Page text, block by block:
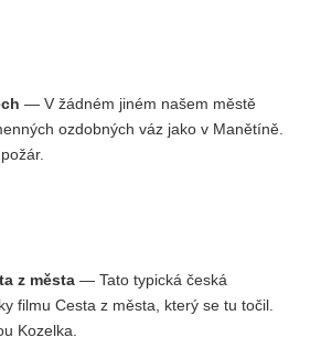
— V žádném jiném našem městě
ozdobných váz jako v Manětíně.
z města — Tato typická česká
filmu Cesta z města, který se tu točil.
Kozelka.